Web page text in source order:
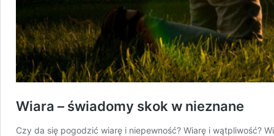
Wiara – świadomy skok w nieznane
Czy da się pogodzić wiarę i niepewność? Wiarę i wątpliwość?